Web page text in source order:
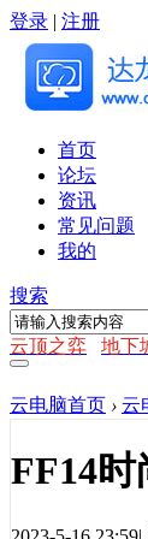
登录 | 注册
首页
论坛
资讯
常见问题
我的
搜索
云顶之弈 地下
云电脑首页 › 云
FF14时